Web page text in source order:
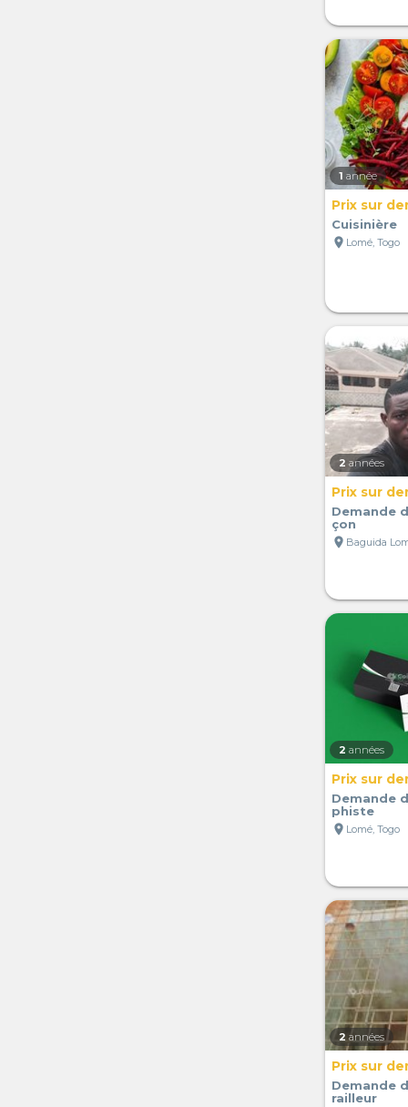
1 année
Prix sur
Cuisinière
location_on Lomé, Togo
2 années
Prix sur
Demande
çon
location_on Baguida
2 années
Prix sur
Demande
phiste
location_on Lomé, Togo
2 années
Prix sur
Demande
railleur